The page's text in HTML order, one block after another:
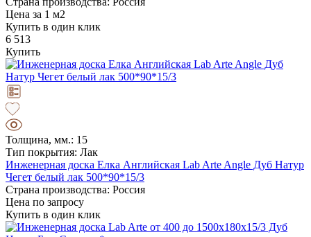
Цена за 1 м2
Купить в один клик
6 513
Купить
Толщина, мм.: 15
Тип покрытия: Лак
Инженерная доска Елка Английская Lab Arte Angle Дуб Натур
Чегет белый лак 500*90*15/3
Страна производства: Россия
Цена по запросу
Купить в один клик